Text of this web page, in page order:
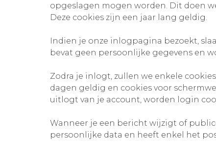
opgeslagen mogen worden. Dit doen
Deze cookies zijn een jaar lang geldig.
Indien je onze inlogpagina bezoekt,
bevat geen persoonlijke gegevens en
Zodra je inlogt, zullen we enkele
dagen geldig en cookies voor
uitlogt van je account, worden login
Wanneer je een bericht wijzigt of
persoonlijke data en heeft enkel het